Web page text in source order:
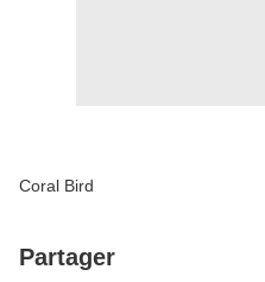
Coral Bird
Partager